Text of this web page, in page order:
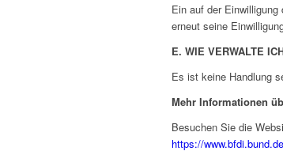
Ein auf der
erneut seine
E. WIE VERWALTE
Es ist keine Handlung
Mehr Informationen
Besuchen Sie die
https://